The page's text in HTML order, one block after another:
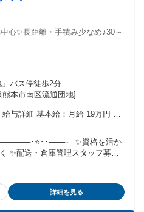
心✨長距離・手積み少なめ♪30～
バス停徒歩2分
本市南区流通団地]
与詳細 基本給：月給 19万円 〜
額：なし 全員に一律で支払われ
績に基づく） ◆昇給：あり
･⭐･･───╮ ✨資格を活か
✨配送・倉庫管理スタッフ募
る方も大歓迎 ＜必須条件
技能者 ◆玉掛技能者 ◆中型自
詳細を見る